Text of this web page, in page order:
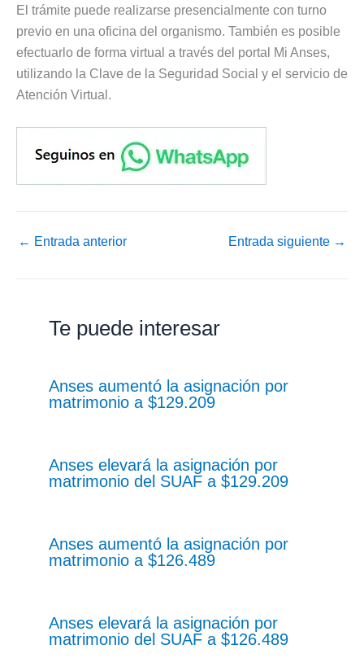
El trámite puede realizarse presencialmente con turno
previo en una oficina del organismo. También es posible
efectuarlo de forma virtual a través del portal Mi Anses,
utilizando la Clave de la Seguridad Social y el servicio de
Atención Virtual.
← Entrada anterior Entrada siguiente →
Te puede interesar
Anses aumentó la asignación por
matrimonio a $129.209
Anses elevará la asignación por
matrimonio del SUAF a $129.209
Anses aumentó la asignación por
matrimonio a $126.489
Anses elevará la asignación por
matrimonio del SUAF a $126.489